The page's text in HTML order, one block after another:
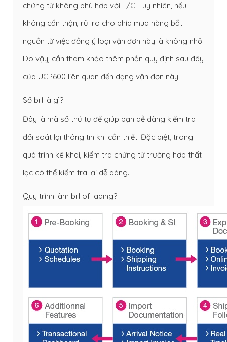
chứng từ không phù hợp với L/C. Tuy nhiên, nếu
không cẩn thận, rủi ro cho phía mua hàng bắt
nguồn từ việc đồng ý loại vận đơn này là không nhỏ.
Do vậy, cần tham khảo thêm phần quy định sau đây
của UCP600 liên quan đến dạng vận đơn này.
Số bill là gì?
Đây là mã số thứ tự để giúp bạn dễ dàng kiểm tra
đối soát lại thông tin khi cần thiết. Đặc biệt, trong
quá trình kê khai, kiểm tra chứng từ trường hợp thất
lạc có thể kiểm tra lại dễ dàng.
Quy trình làm bill of lading?